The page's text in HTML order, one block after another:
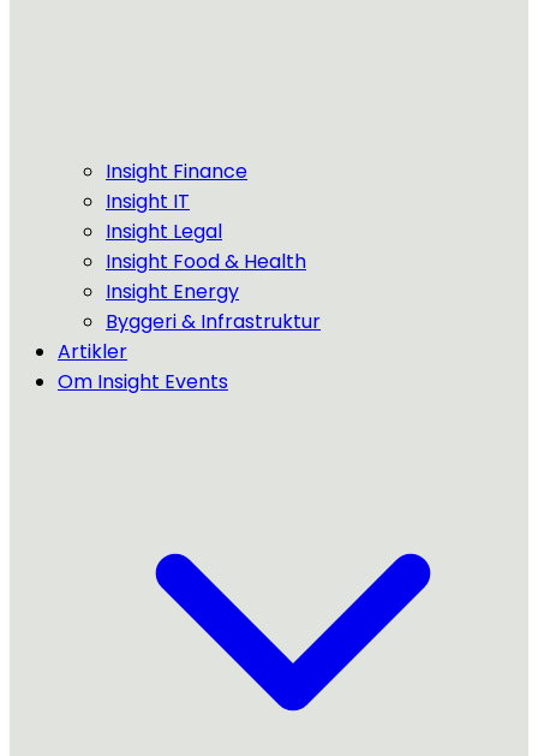
Insight Finance
Insight IT
Insight Legal
Insight Food & Health
Insight Energy
Byggeri & Infrastruktur
Artikler
Om Insight Events